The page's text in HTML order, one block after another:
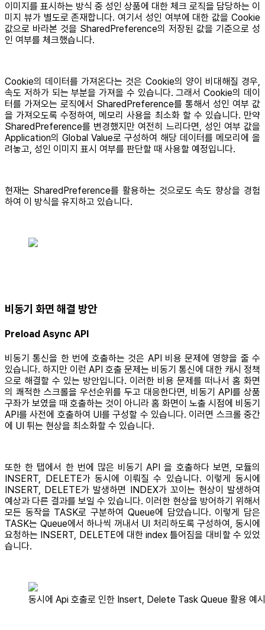
이미지를 표시하는 방식 중 성인 상품에 대한 체크 로직을 담당하는 이
미지 뷰가 별도로 존재합니다. 여기서 성인 여부에 대한 값을 Cookie
값으로 바라본 것을 SharedPreference의 저장된 값을 기준으로 성
인 여부를 체크했습니다.
Cookie의 데이터를 가져온다는 것은 Cookie의 양이 비대해질 경우,
속도 저하가 되는 부분을 가져올 수 있습니다. 그래서 Cookie의 데이
터를 가져오는 로직에서 SharedPreference를 통해서 성인 여부 값
을 가져오도록 수정하여, 메모리 사용을 최소화 할 수 있습니다. 만약
SharedPreference를 변경했지만 여전히 느리다면, 성인 여부 값을
Application의 Global Value로 구성하여 해당 데이터를 메모리에 올
려놓고, 성인 이미지 표시 여부를 판단할 때 사용할 예정입니다.
현재는 SharedPreference를 활용하는 것으로도 속도 향상을 경험
하여 이 방식을 유지하고 있습니다.
비동기 화면 해결 방안
Preload Async API
비동기 통신을 한 번에 호출하는 것은 API 비용 문제에 영향을 줄 수
있습니다. 하지만 이런 API 호출 문제는 비동기 통신에 대한 캐시 정책
으로 해결할 수 있는 방안입니다. 이러한 비용 문제를 떠나서 홈 화면
의 쾌적한 스크롤을 우선순위를 두고 대응한다면, 비동기 API를 상품
구좌가 보였을 때 호출하는 것이 아니라 홈 화면이 노출 시점에 비동기
API를 사전에 호출하여 UI를 구성할 수 있습니다. 이러면 스크롤 중간
에 UI 튀는 현상을 최소화할 수 있습니다.
또한 한 탭에서 한 번에 많은 비동기 API 을 호출하다 보면, 모듈의
INSERT, DELETE가 동시에 이뤄질 수 있습니다. 이렇게 동시에
INSERT, DELETE가 발생하면 INDEX가 꼬이는 현상이 발생하여
예상과 다른 결과를 보일 수 있습니다. 이러한 현상을 방어하기 위해서
모든 동작을 TASK로 구분하여 Queue에 담았습니다. 이렇게 담은
TASK는 Queue에서 하나씩 꺼내서 UI 처리하도록 구성하여, 동시에
요청하는 INSERT, DELETE에 대한 index 틀어짐을 대비할 수 있었
습니다.
동시에 Api 호출로 인한 Insert, Delete Task Queue 활용 예시